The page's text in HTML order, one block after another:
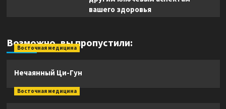
вашего здоровья
Возможно, вы пропустили:
Восточная медицина
Нечаянный Ци-Гун
Восточная медицина